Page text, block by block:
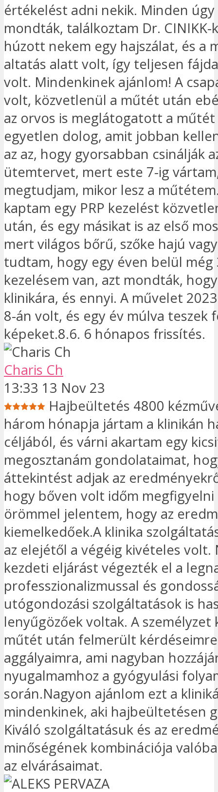
értékelést adni nekik. Minden
mondták, találkoztam Dr. CINIKK-
húzott nekem egy hajszálat, és a
altatás alatt volt, így teljesen
volt. Mindenkinek ajánlom! A
volt, közvetlenül a műtét után
az orvos is meglátogatott a műtét
egyetlen dolog, amit jobban
az az, hogy gyorsabban csinálják
ütemtervet, mert este 7-ig
megtudjam, mikor lesz a
kaptam egy PRP kezelést
után, és egy másikat is az első
mert világos bőrű, szőke hajú
tudtam, hogy egy éven belül még
kezelésem van, azt mondták,
klinikára, és ennyi. A művelet
8-án volt, és egy év múlva teszek
képeket.8.6. 6 hónapos frissítés.
Charis Ch
13:33 13 Nov 23
Hajbeültetés 4800
három hónapja jártam a klinikán
céljából, és várni akartam egy
megosztanám gondolataimat,
áttekintést adjak az
hogy bőven volt időm
örömmel jelentem, hogy az
kiemelkedőek.A klinika
az elejétől a végéig kivételes volt.
kezdeti eljárást végezték el a
professzionalizmussal és
utógondozási szolgáltatások is
lenyűgözőek voltak. A személyzet
műtét után felmerült
aggályaimra, ami nagyban
nyugalmamhoz a gyógyulási
során.Nagyon ajánlom ezt a
mindenkinek, aki hajbeültetésen
Kiváló szolgáltatásuk és az
minőségének kombinációja
az elvárásaimat.